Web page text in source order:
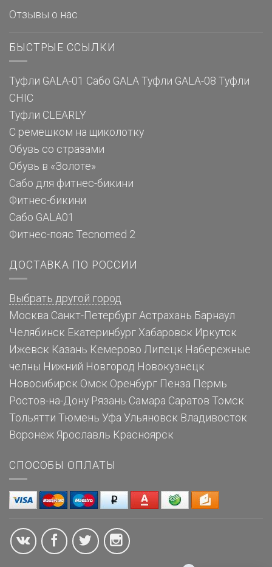
Отзывы о нас
БЫСТРЫЕ ССЫЛКИ
Туфли GALA-01 Сабо GALA Туфли GALA-08 Туфли
CHIC
Туфли CLEARLY
С ремешком на щиколотку
Обувь со стразами
Обувь в «Золоте»
Сабо для фитнес-бикини
Фитнес-бикини
Сабо GALA01
Фитнес-пояс Tecnomed 2
ДОСТАВКА ПО РОССИИ
Выбрать другой город
Москва Санкт-Петербург Астрахань Барнаул
Челябинск Екатеринбург Хабаровск Иркутск
Ижевск Казань Кемерово Липецк Набережные
челны Нижний Новгород Новокузнецк
Новосибирск Омск Оренбург Пенза Пермь
Ростов-на-Дону Рязань Самара Саратов Томск
Тольятти Тюмень Уфа Ульяновск Владивосток
Воронеж Ярославль Красноярск
СПОСОБЫ ОПЛАТЫ